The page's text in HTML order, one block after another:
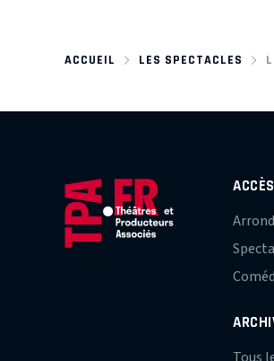
ACCUEIL LES SPECTACLES